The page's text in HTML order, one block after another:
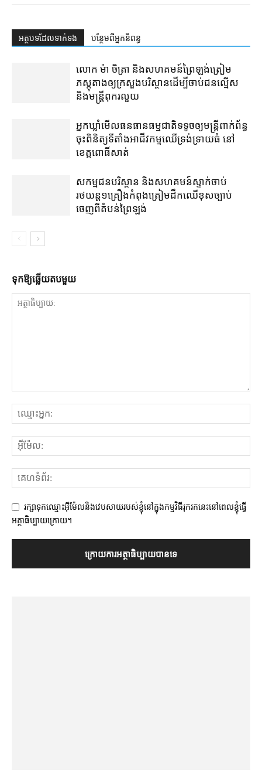
អត្ថបទ​ដែល​ទាក់ទង បន្ថែម​ពី​អ្នកនិពន្ធ
លោក ម៉ា ចិត្រា និង​សហគមន៍​ព្រៃឡង់​ត្រៀម​
ភស្តុតាង​ឲ្យ​​ក្រសួង​បរិស្ថាន​ដើម្បី​​ចាប់​ជនល្មើស
និង​មន្ត្រី​ពុករលួយ
អ្នកឃ្លាំមើល​ធនធានធម្មជាតិ​ទទូច​ឲ្យ​មន្ត្រី​ពាក់ព័ន្ធ​
ចុះ​ពិនិត្យ​ទីតាំង​អាជីវកម្ម​ឈើ​ទ្រង់ទ្រាយ​ធំ នៅ​
ខេត្តពោធិ៍សាត់
សកម្មជន​បរិស្ថាន និង​សហគមន៍​ស្ទាក់​ចាប់​
រថយន្ត​១​គ្រឿង​កំពុង​ត្រៀម​ដឹកឈើ​ខុសច្បាប់​
ចេញពី​តំបន់​ព្រៃ​ឡង់
ទុក​ឱ្យ​ឆ្លើយ​តប​មួយ
រក្សាទុកឈ្មោះអ៊ីម៉ែលនិងវេបសាយរបស់ខ្ញុំនៅក្នុងកម្មវិធីរុករកនេះនៅពេលខ្ញុំធ្វើ
អត្ថាធិប្បាយក្រោយ។